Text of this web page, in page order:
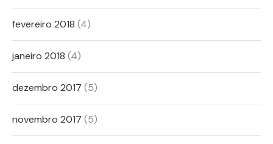
fevereiro 2018 (4)
janeiro 2018 (4)
dezembro 2017 (5)
novembro 2017 (5)